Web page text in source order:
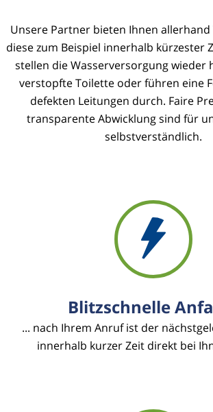
Unsere Partner bieten Ihnen allerhand
diese zum Beispiel innerhalb kürzester
stellen die Wasserversorgung wieder
verstopfte Toilette oder führen eine
defekten Leitungen durch. Faire
transparente Abwicklung sind für
selbstverständlich.
Blitzschnelle
... nach Ihrem Anruf ist der
innerhalb kurzer Zeit direkt bei